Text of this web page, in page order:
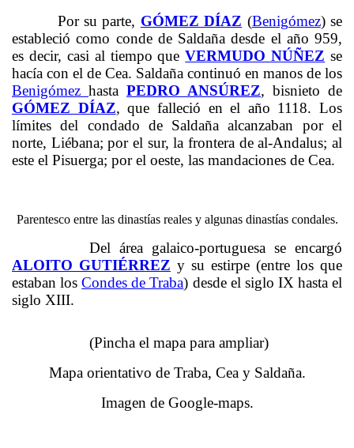
Por su parte, GÓMEZ DÍAZ (Benigómez) se
estableció como conde de Saldaña desde el año 959,
es decir, casi al tiempo queVERMUDO NÚÑEZ se
hacía con el de Cea. Saldaña continuó en manos de los
Benigómez hasta PEDRO ANSÚREZ, bisnieto de
GÓMEZ DÍAZ, que falleció en el año 1118. Los
límites del condado de Saldaña alcanzaban por el
norte, Liébana; por el sur, la frontera de al-Andalus; al
este el Pisuerga; por el oeste, las mandaciones de Cea.
Parentesco entre las dinastías reales y algunas dinastías condales.
Del área galaico-portuguesa se encargó
ALOITO GUTIÉRREZ y su estirpe (entre los que
estaban losCondes de Traba) desde el siglo IX hasta el
siglo XIII.
(Pincha el mapa para ampliar)
Mapa orientativo de Traba, Cea y Saldaña.
Imagen de Google-maps.